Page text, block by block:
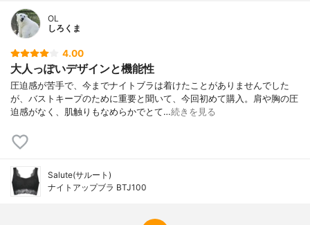
OL
しろくま
4.00
大人っぽいデザインと機能性
圧迫感が苦手で、今までナイトブラは着けたことがありませんでした
が、バストキープのために重要と聞いて、今回初めて購入。肩や胸の圧
迫感がなく、肌触りもなめらかでとて…続きを見る
Salute(サルート)
ナイトアップブラ BTJ100